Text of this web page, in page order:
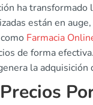
ha
están en
Farmacia
de forma
la